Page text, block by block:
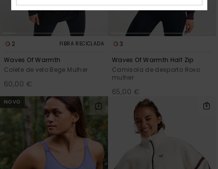
2 FIBRA RECICLADA
Waves Of Warmth
Colete de velo Bege Mulher
60,00 €
3
Waves Of Warmth Half Zip
Camisola de desporto Roxo
mulher
65,00 €
NOVO